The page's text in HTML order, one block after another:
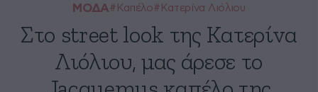
ΜΟΔΑ#Καπέλο#Κατερίνα Λιόλιου
Στο street look της Κατερίνα
Λιόλιου, μας άρεσε το